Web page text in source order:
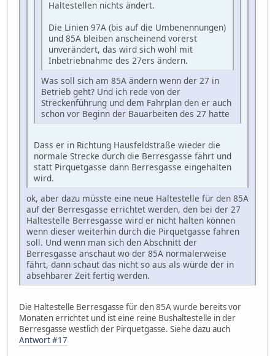
Haltestellen nichts ändert.
Die Linien 97A (bis auf die Umbenennungen)
und 85A bleiben anscheinend vorerst
unverändert, das wird sich wohl mit
Inbetriebnahme des 27ers ändern.
Was soll sich am 85A ändern wenn der 27 in
Betrieb geht? Und ich rede von der
Streckenführung und dem Fahrplan den er auch
schon vor Beginn der Bauarbeiten des 27 hatte
Dass er in Richtung Hausfeldstraße wieder die
normale Strecke durch die Berresgasse fährt und
statt Pirquetgasse dann Berresgasse eingehalten
wird.
ok, aber dazu müsste eine neue Haltestelle für den 85A
auf der Berresgasse errichtet werden, den bei der 27
Haltestelle Berresgasse wird er nicht halten können
wenn dieser weiterhin durch die Pirquetgasse fahren
soll. Und wenn man sich den Abschnitt der
Berresgasse anschaut wo der 85A normalerweise
fährt, dann schaut das nicht so aus als würde der in
absehbarer Zeit fertig werden.
Die Haltestelle Berresgasse für den 85A wurde bereits vor
Monaten errichtet und ist eine reine Bushaltestelle in der
Berresgasse westlich der Pirquetgasse. Siehe dazu auch
Antwort #17